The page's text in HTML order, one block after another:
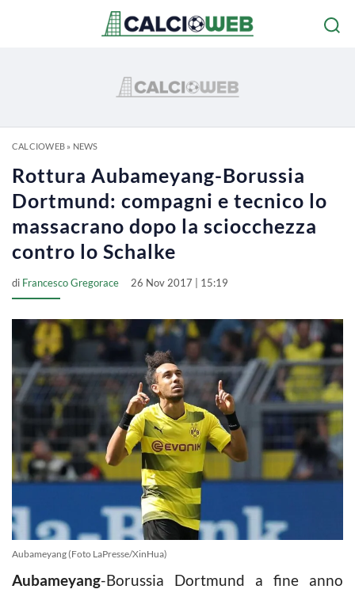
CALCIOWEB» NEWS
Rottura Aubameyang-Borussia
Dortmund: compagni e tecnico lo
massacrano dopo la sciocchezza
contro lo Schalke
di Francesco Gregorace 26 Nov 2017 | 15:19
Aubameyang (Foto LaPresse/XinHua)
Aubameyang-Borussia Dortmund a fine anno